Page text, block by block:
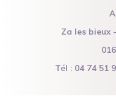
Za les bieux
Tél : 04 74 51